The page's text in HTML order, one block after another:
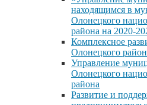
находящимся в
Олонецкого
района на 2020-
Комплексное
Олонецкого
Управление
Олонецкого
района
Развитие и